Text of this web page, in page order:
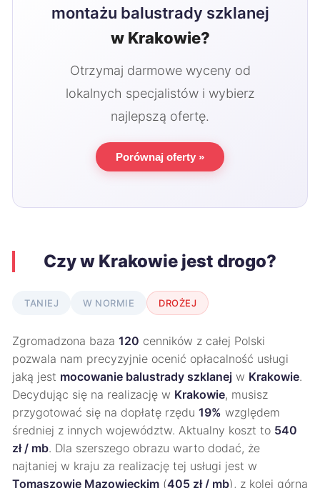
montażu balustrady szklanej
w Krakowie?
Otrzymaj darmowe wyceny od
lokalnych specjalistów i wybierz
najlepszą ofertę.
Porównaj oferty »
Czy w Krakowie jest drogo?
TANIEJ W NORMIE DROŻEJ
Zgromadzona baza 120 cenników z całej Polski
pozwala nam precyzyjnie ocenić opłacalność usługi
jaką jest mocowanie balustrady szklanej w Krakowie.
Decydując się na realizację w Krakowie, musisz
przygotować się na dopłatę rzędu 19% względem
średniej z innych województw. Aktualny koszt to 540
zł / mb. Dla szerszego obrazu warto dodać, że
najtaniej w kraju za realizację tej usługi jest w
Tomaszowie Mazowieckim (405 zł / mb), z kolei górną